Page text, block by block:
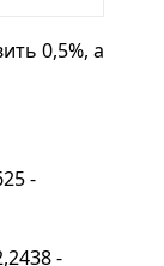
0,5%, а
-
-